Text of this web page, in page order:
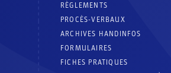
RÈGLEMENTS
PROCÈS-VERBAUX
ARCHIVES HANDINFOS
FORMULAIRES
FICHES PRATIQUES